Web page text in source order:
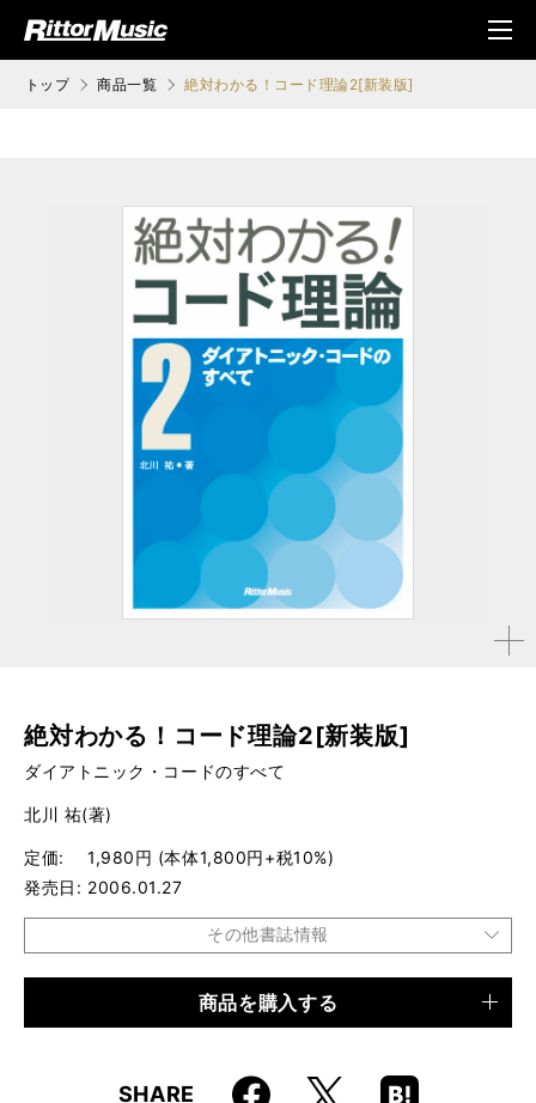
ジック (Rittor Musi
メニ
ュ
トップ 商品一覧 絶対わかる！コード理論2[新装版]
拡大す
絶対わかる！コード理論2[新装版]
ダイアトニック・コードのすべて
北川 祐(著)
定価
1,980円 (本体1,800円+税10%)
発売日
2006.01.27
その他書誌情報
9784845612635
商品を購入する
SHARE FacebooX
Hatena